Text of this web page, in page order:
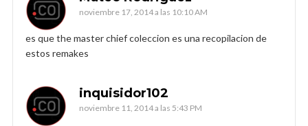
noviembre 17, 2014 a las 10:10 AM
es que the master chief coleccion es una recopilacion de
estos remakes
inquisidor102
noviembre 11, 2014 a las 5:43 PM